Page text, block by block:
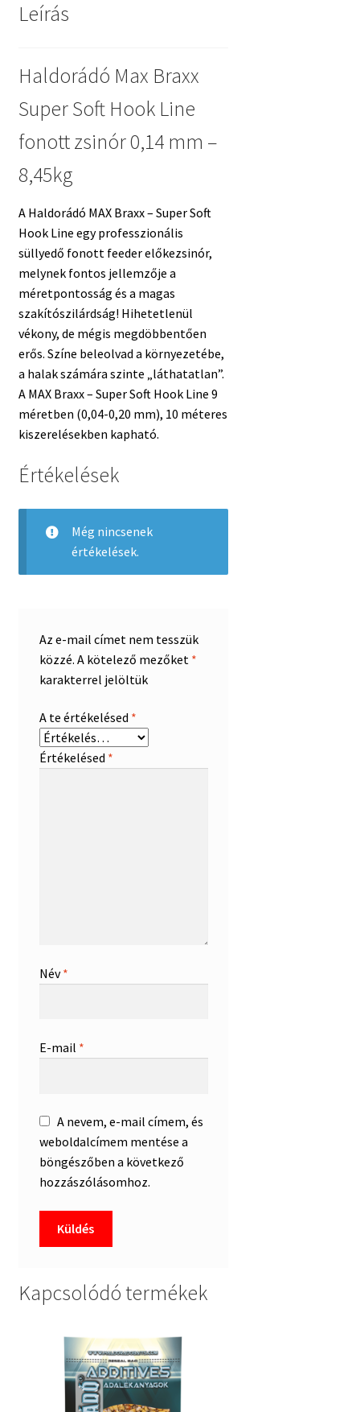
Leírás
Haldorádó Max Braxx
Super Soft Hook Line
fonott zsinór 0,14 mm –
8,45kg
A Haldorádó MAX Braxx – Super Soft
Hook Line egy professzionális
süllyedő fonott feeder előkezsinór,
melynek fontos jellemzője a
méretpontosság és a magas
szakítószilárdság! Hihetetlenül
vékony, de mégis megdöbbentően
erős. Színe beleolvad a környezetébe,
a halak számára szinte „láthatatlan”.
A MAX Braxx – Super Soft Hook Line 9
méretben (0,04-0,20 mm), 10 méteres
kiszerelésekben kapható.
Értékelések
Még nincsenek
értékelések.
Az e-mail címet nem tesszük
közzé. A kötelező mezőket *
karakterrel jelöltük
A te értékelésed *
Értékelésed *
Név*
E-mail *
A nevem, e-mail címem, és
weboldalcímem mentése a
böngészőben a következő
hozzászólásomhoz.
Kapcsolódó termékek